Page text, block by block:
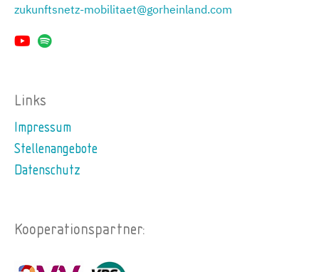
zukunftsnetz-mobilitaet@gorheinland.com
Links
Impressum
Stellenangebote
Datenschutz
Kooperationspartner: